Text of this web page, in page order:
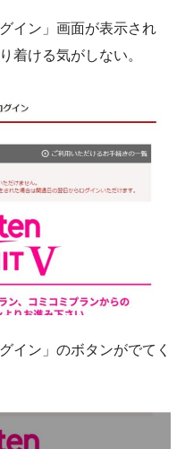
イン」画面が表示され
着ける気がしない。
イン」のボタンがでてく